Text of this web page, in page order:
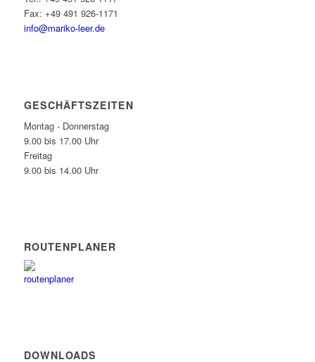
Fax: +49 491 926-1171
info@mariko-leer.de
GESCHÄFTSZEITEN
Montag - Donnerstag
9.00 bis 17.00 Uhr
Freitag
9.00 bis 14.00 Uhr
ROUTENPLANER
DOWNLOADS